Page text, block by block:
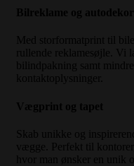
Bilreklame og
Med storformatprint til
rullende reklamesøjle. Vi
bilindpakning samt
kontaktoplysninger.
Vægprint og tapet
Skab unikke og
vægge. Perfekt til
hvor man ønsker en unik